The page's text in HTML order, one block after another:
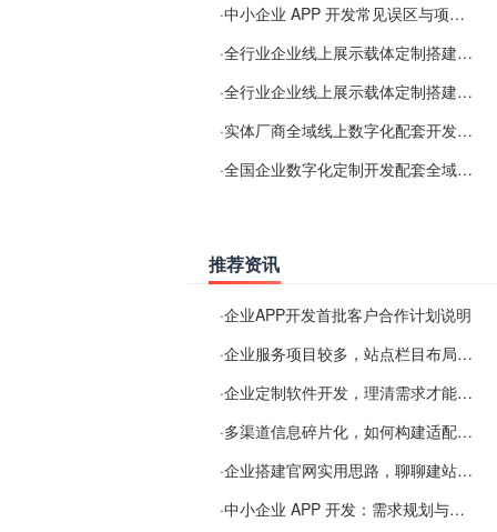
·中小企业 APP 开发常见误区与项目规划实用经验
·全行业企业线上展示载体定制搭建服务
·全行业企业线上展示载体定制搭建服务
·实体厂商全域线上数字化配套开发与地域检索优化服务
·全国企业数字化定制开发配套全域搜索优化服务
推荐资讯
·企业APP开发首批客户合作计划说明
·企业服务项目较多，站点栏目布局规划参考思路
·企业定制软件开发，理清需求才能提升数字化落地效率
·多渠道信息碎片化，如何构建适配 AI 检索的品牌信息源
·企业搭建官网实用思路，聊聊建站容易忽视的问题
·中小企业 APP 开发：需求规划与项目落地避坑经验分享